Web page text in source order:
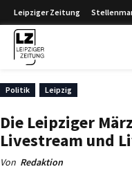
Leipziger Zeitung
Politik Leipzig
Die Leipziger
Livestream und
Von Redaktion